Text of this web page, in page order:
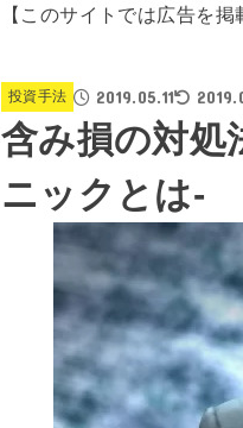
【このサイトでは広告を掲
投資手法 2019.05.11
含み損の対処
ニックとは-